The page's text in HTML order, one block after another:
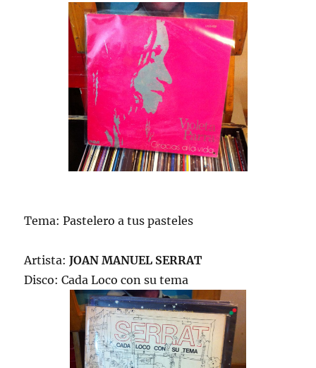
Tema: Pastelero a tus pasteles
Artista:JOAN MANUEL SERRAT
Disco: Cada Loco con su tema